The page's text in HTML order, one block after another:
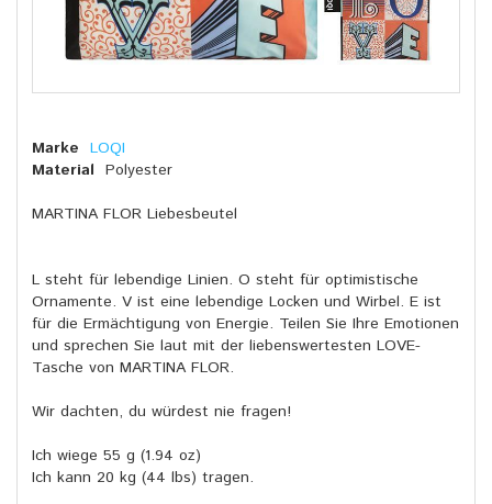
Marke LOQI
Material Polyester
MARTINA FLOR Liebesbeutel
L steht für lebendige Linien. O steht für optimistische
Ornamente. V ist eine lebendige Locken und Wirbel. E ist
für die Ermächtigung von Energie. Teilen Sie Ihre Emotionen
und sprechen Sie laut mit der liebenswertesten LOVE-
Tasche von MARTINA FLOR.
Wir dachten, du würdest nie fragen!
Ich wiege 55 g (1.94 oz)
Ich kann 20 kg (44 lbs) tragen.